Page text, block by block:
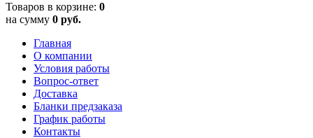
Товаров в корзине: 0
на сумму 0 руб.
Главная
О компании
Условия работы
Вопрос-ответ
Доставка
Бланки предзаказа
График работы
Контакты